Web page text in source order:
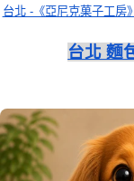
台北 -《亞尼克菓子工房
台北 麵